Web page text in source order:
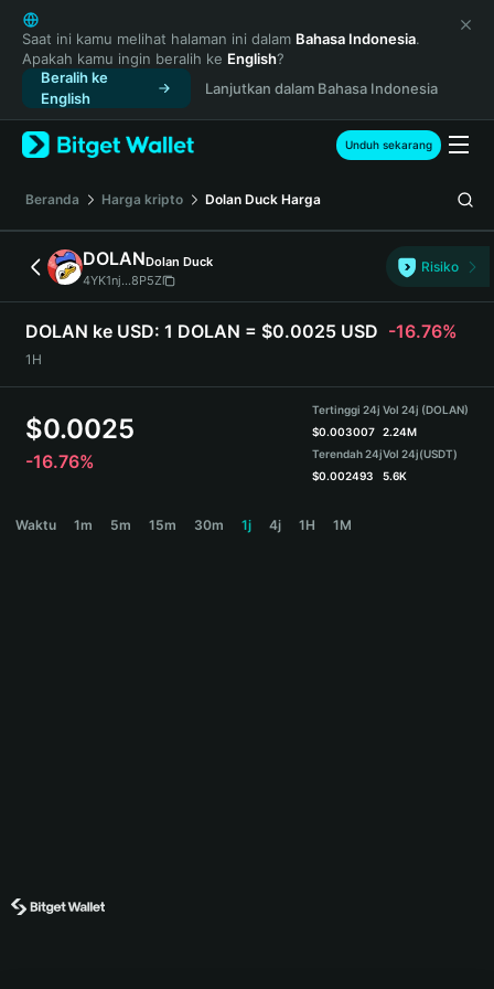
English
日本語
Tiếng Việt
Русский
Español (Latinoamérica)
Türkçe
Français
Deutsch
简体中文
繁體中文
Português (Portugal)
Bahasa Indonesia
ภาษาไทย
हिन्दी
Español
Português (Brasil)
Saat ini kamu melihat halaman ini dalam Bahasa Indonesia.
Apakah kamu ingin beralih ke English?
Beralih ke
English
Lanjutkan dalam Bahasa Indonesia
Unduh sekarang
Beranda Harga kripto Dolan Duck Harga
DOLANDolan Duck
4YK1nj...8P5Z
Risiko
DOLAN ke USD: 1 DOLAN = $0.0025 USD -16.76%
1H
$0.0025
-16.76%
Tertinggi 24j
$0.003007
Terendah 24j
$0.002493
Vol 24j (DOLAN)
2.24M
Vol 24j(USDT)
5.6K
Waktu 1m 5m 15m 30m 1j 4j 1H 1M